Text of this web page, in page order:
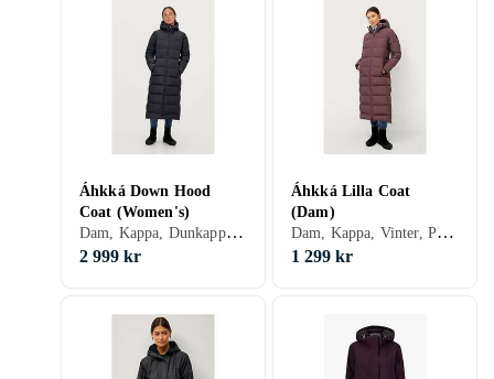
Áhkká Down Hood
Coat (Women's)
Dam, Kappa, Dunkappa, Vinter
2 999 kr
Áhkká Lilla Coat
(Dam)
Dam, Kappa, Vinter, Polyester
1 299 kr